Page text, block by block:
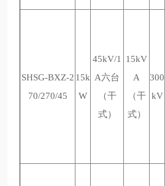
SHSG-BXZ-2
70/270/45
15k
W
45kV/1
A六台
（干
式）
15kV
A
（干
式）
300
kV